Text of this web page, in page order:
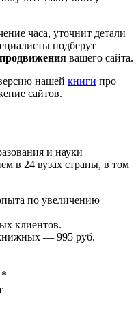
часа, уточнит детали
подберут
вашего сайта.
нашей книги про
сайтов.
и науки
в 24 вузах страны, в том
по увеличению
клиентов.
— 995 руб.
*